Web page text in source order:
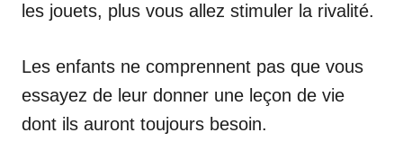
les jouets, plus vous allez stimuler la rivalité.
Les enfants ne comprennent pas que vous
essayez de leur donner une leçon de vie
dont ils auront toujours besoin.